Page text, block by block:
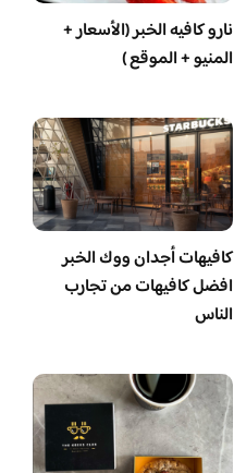
نارو كافيه الخبر (الأسعار +
المنيو + الموقع )
كافيهات أجدان ووك الخبر
افضل كافيهات من تجارب
الناس